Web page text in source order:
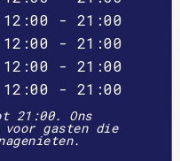
12:00 - 21:00
12:00 - 21:00
12:00 - 21:00
12:00 - 21:00
21:00. Ons
gasten die